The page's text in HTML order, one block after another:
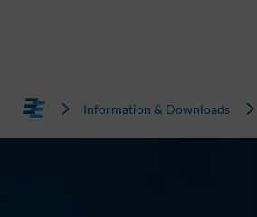
Information & Downloads